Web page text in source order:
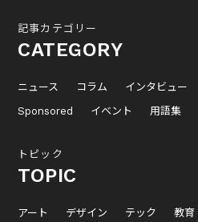
記事カテゴリー
CATEGORY
ニュース コラム インタビュー
Sponsored
イベント 用語集
トピック
TOPIC
アート デザイン テック 教育